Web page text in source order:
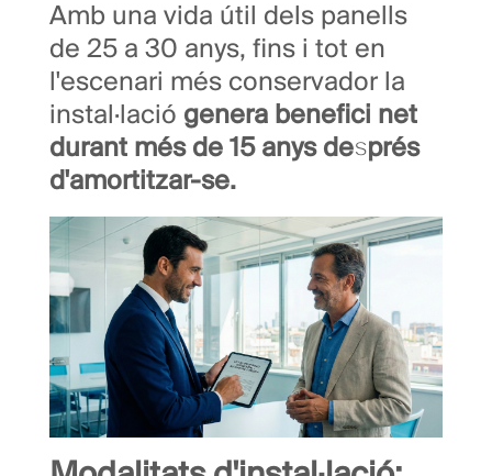
Amb una vida útil dels panells
de 25 a 30 anys, fins i tot en
l'escenari més conservador la
instal·lació genera benefici net
durant més de 15 anys després
d'amortitzar-se.